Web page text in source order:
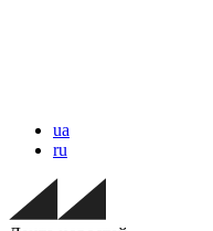
ua
ru